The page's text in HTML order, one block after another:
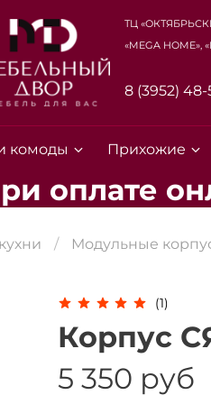
ТЦ
«Mega Home»,
8 (3952)
комоды Прихожие
оплате
Модульные
(1)
Корпус
5 350 руб
на части